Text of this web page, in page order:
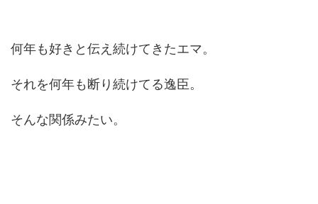
何年も好きと伝え続けてきたエマ。
それを何年も断り続けてる逸臣。
そんな関係みたい。